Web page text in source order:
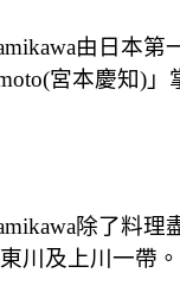
由日本
宮本慶知)
除了料
川及上川一帶。